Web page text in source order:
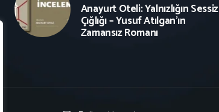
Anayurt Oteli: Yalnızlığın Sessiz
Çığlığı – Yusuf Atılgan’ın
Zamansız Romanı